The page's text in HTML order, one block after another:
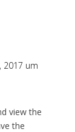
2017 um
view the
the